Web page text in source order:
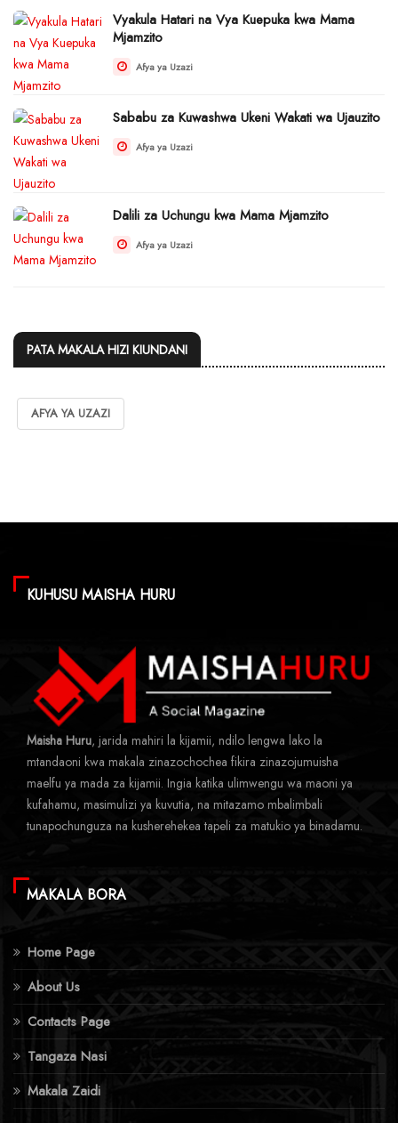
Vyakula Hatari na Vya Kuepuka kwa Mama
Mjamzito
Afya ya Uzazi
Sababu za Kuwashwa Ukeni Wakati wa Ujauzito
Afya ya Uzazi
Dalili za Uchungu kwa Mama Mjamzito
Afya ya Uzazi
PATA MAKALA HIZI KIUNDANI
AFYA YA UZAZI
KUHUSU MAISHA HURU
Maisha Huru, jarida mahiri la kijamii, ndilo lengwa lako la
mtandaoni kwa makala zinazochochea fikira zinazojumuisha
maelfu ya mada za kijamii. Ingia katika ulimwengu wa maoni ya
kufahamu, masimulizi ya kuvutia, na mitazamo mbalimbali
tunapochunguza na kusherehekea tapeli za matukio ya binadamu.
MAKALA BORA
Home Page
About Us
Contacts Page
Tangaza Nasi
Makala Zaidi